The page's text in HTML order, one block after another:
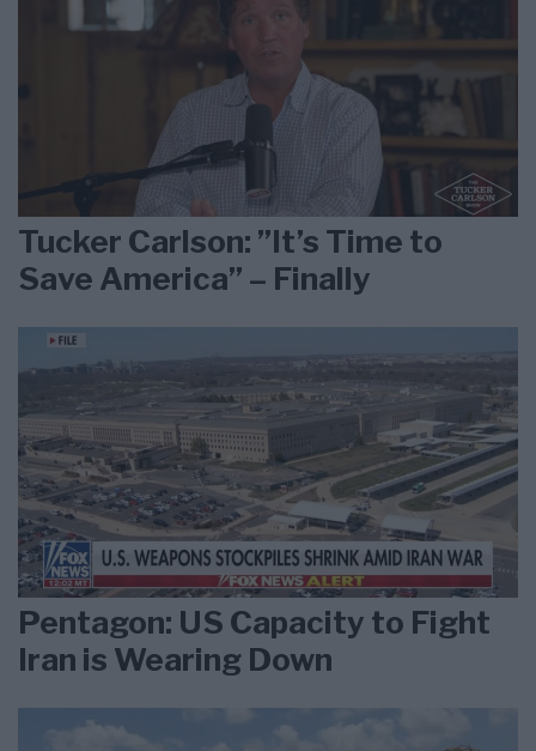
Tucker Carlson: ”It’s Time to
Save America” – Finally
Pentagon: US Capacity to Fight
Iran is Wearing Down